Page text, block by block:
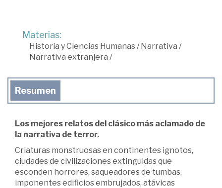
Materias:
Historia y Ciencias Humanas /Narrativa /
Narrativa extranjera /
Resumen
Los mejores relatos del clásico más aclamado de
la narrativa de terror.
Criaturas monstruosas en continentes ignotos,
ciudades de civilizaciones extinguidas que
esconden horrores, saqueadores de tumbas,
imponentes edificios embrujados, atávicas